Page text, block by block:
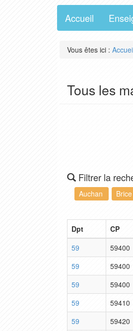
Accueil
Vous êtes ici :
Tous les
Filtrer la
Auchan Brice
Dpt CP
59
59400
59
59400
59
59400
59
59410
59
59420